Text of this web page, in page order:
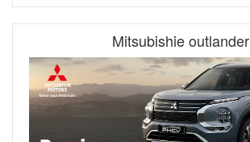
Mitsubishie outlander